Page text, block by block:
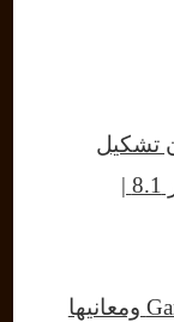
تشكيل
فيديو وصور .. شرح تثبيت ويندوز 8.1 |